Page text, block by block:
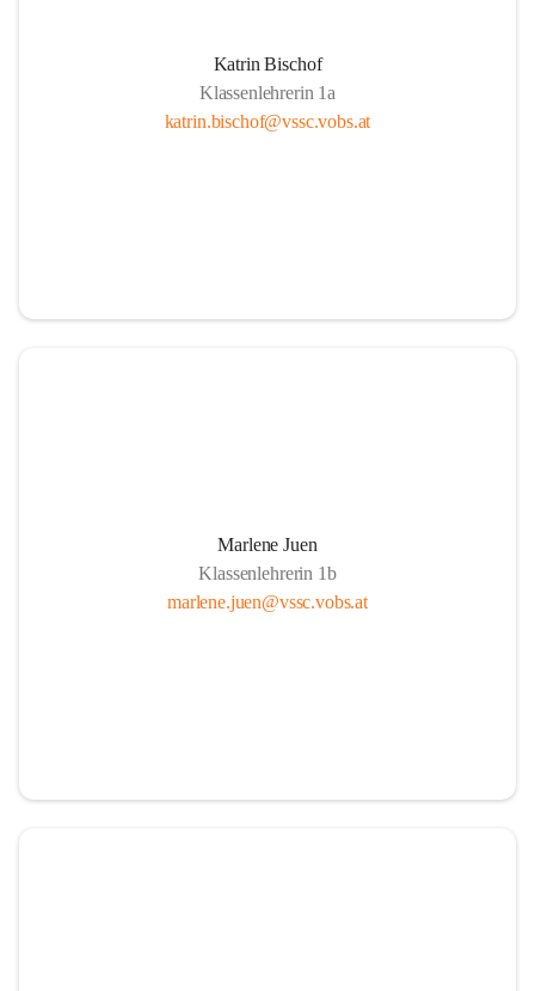
Katrin Bischof
Klassenlehrerin 1a
katrin.bischof@vssc.vobs.at
Marlene Juen
Klassenlehrerin 1b
marlene.juen@vssc.vobs.at